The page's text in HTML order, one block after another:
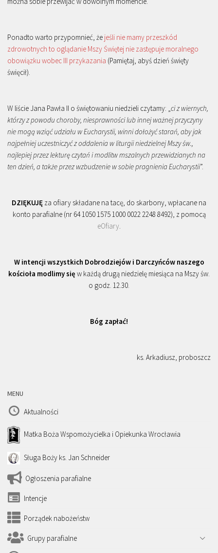
Ponadto warto przypomnieć, że jeśli nie mamy przeszkód
zdrowotnych to oglądanie Mszy Świętej nie zastępuje moralnego
obowiązku wobec III przykazania (Pamiętaj, abyś dzień święty
święcił).
W liście Jana Pawła II o świętowaniu niedzieli czytamy: „ ci z wiernych,
którzy z powodu choroby, niesprawności lub innej ważnej przyczyny
nie mogą wziąć udziału w Eucharystii, winni dołożyć starań, aby jak
najpełniej uczestniczyć z oddalenia w liturgii niedzielnej Mszy św.,
najlepiej przez lekturę czytań i modlitw mszalnych przewidzianych na
ten dzień, a także przez wzbudzenie w sobie pragnienia Eucharystii”.
DZIĘKUJĘ za ofiary składane na tacę, do skarbony, wpłacane na
konto parafialne (nr 64 1050 1575 1000 0022 2248 8492), z pomocą
eOfiary
W intencji wszystkich Dobrodziejów i Darczyńców naszego
kościoła modlimy się w każdą drugą niedzielę miesiąca na Mszy św.
o godz. 12.30.
Bóg zapłać!
ks. Arkadiusz, proboszcz
MENU
Aktualności
Matka Boża Wspomożycielka i Opiekunka Wrocławia
Sługa Boży ks. Jan Schneider
Ogłoszenia parafialne
Intencje
Porządek nabożeństw
Grupy parafialne